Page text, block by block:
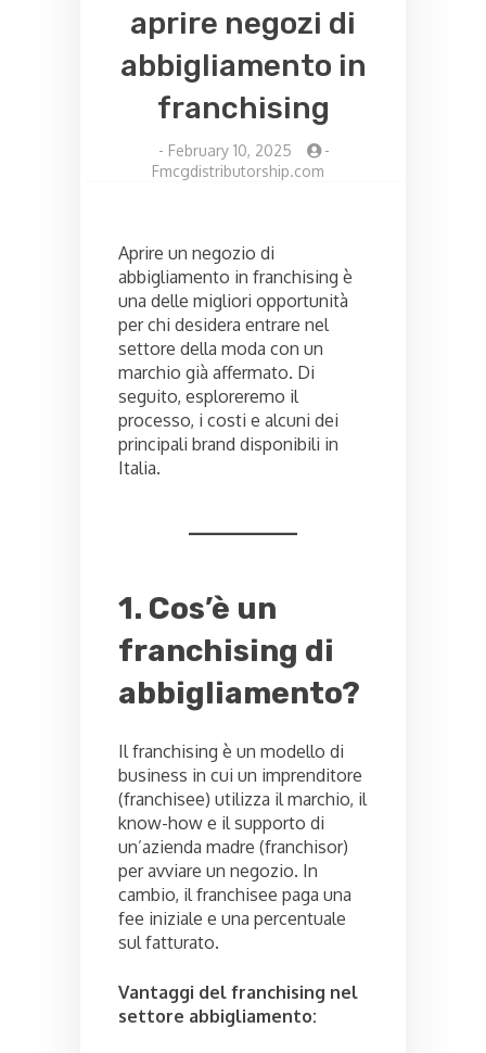
aprire negozi di
abbigliamento in
franchising
- February 10, 2025
-
Fmcgdistributorship.com
Aprire un negozio di
abbigliamento in franchising è
una delle migliori opportunità
per chi desidera entrare nel
settore della moda con un
marchio già affermato. Di
seguito, esploreremo il
processo, i costi e alcuni dei
principali brand disponibili in
Italia.
1. Cos’è un
franchising di
abbigliamento?
Il franchising è un modello di
business in cui un imprenditore
(franchisee) utilizza il marchio, il
know-how e il supporto di
un’azienda madre (franchisor)
per avviare un negozio. In
cambio, il franchisee paga una
fee iniziale e una percentuale
sul fatturato.
Vantaggi del franchising nel
settore abbigliamento: